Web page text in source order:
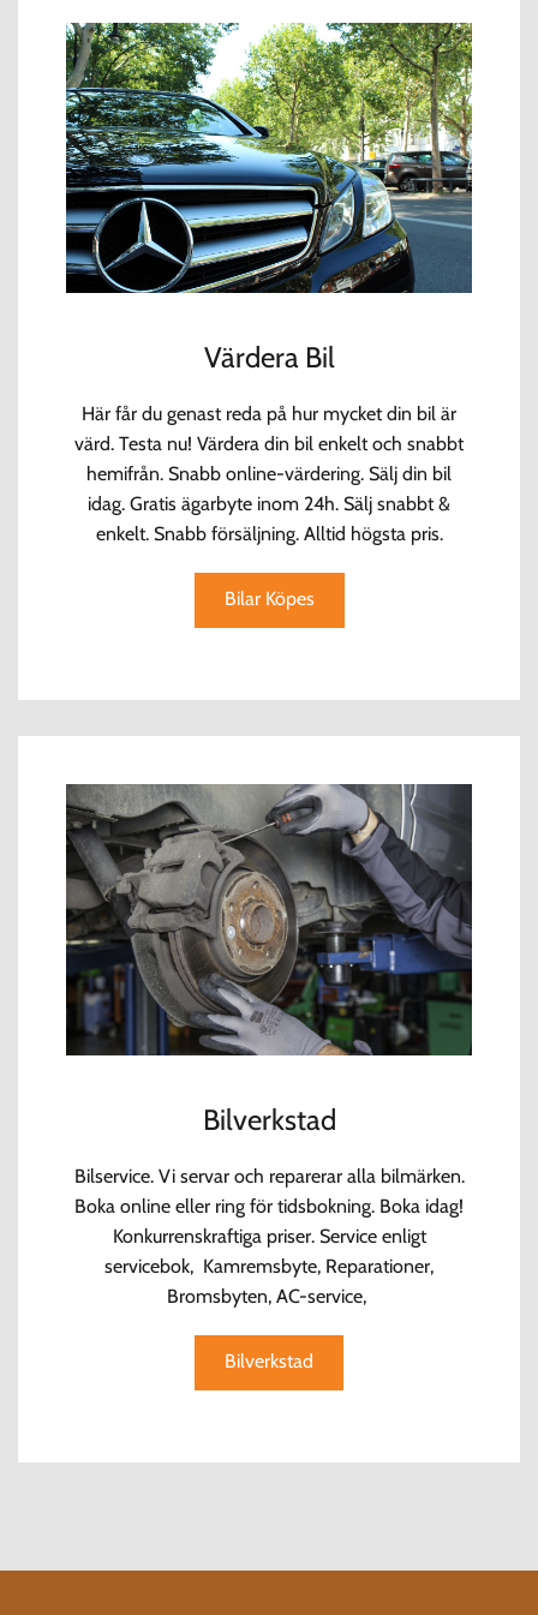
Värdera Bil
Här får du genast reda på hur mycket din bil är
värd. Testa nu! Värdera din bil enkelt och snabbt
hemifrån. Snabb online-värdering. Sälj din bil
idag. Gratis ägarbyte inom 24h. Sälj snabbt &
enkelt. Snabb försäljning. Alltid högsta pris.
Bilar Köpes
Bilverkstad
Bilservice. Vi servar och reparerar alla bilmärken.
Boka online eller ring för tidsbokning. Boka idag!
Konkurrenskraftiga priser. Service enligt
servicebok, Kamremsbyte, Reparationer,
Bromsbyten, AC-service,
Bilverkstad